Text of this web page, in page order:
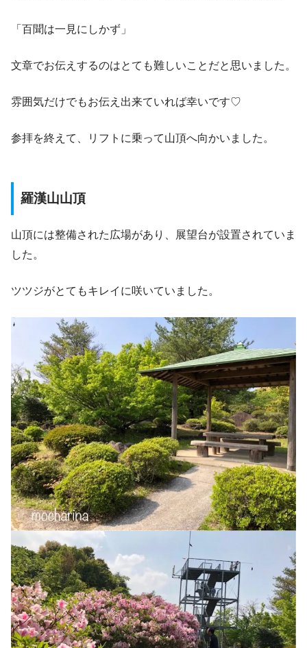
「百聞は一見にしかず」
文章でお伝えするのはとても難しいことだと思いました。
雰囲気だけでもお伝え出来ていれば幸いです♡
参拝を終えて、リフトに乗って山頂へ向かいました。
羅漢山山頂
山頂には整備された広場があり、展望台が設置されていま
した。
ツツジがとてもキレイに咲いていました。